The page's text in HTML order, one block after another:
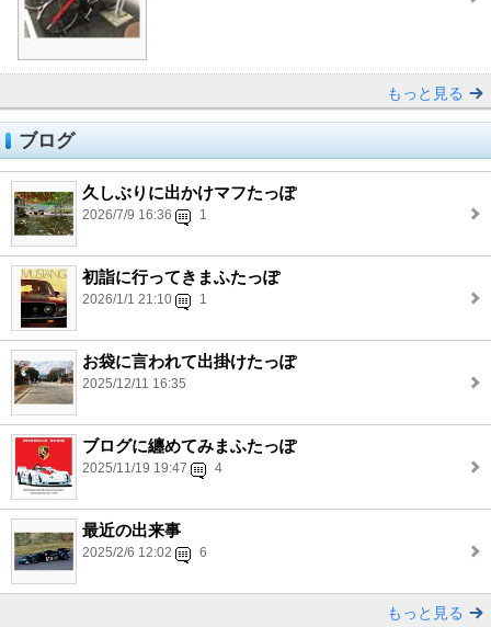
もっと見る
ブログ
久しぶりに出かけマフたっぽ
2026/7/9 16:36 1
初詣に行ってきまふたっぽ
2026/1/1 21:10 1
お袋に言われて出掛けたっぽ
2025/12/11 16:35
ブログに纏めてみまふたっぽ
2025/11/19 19:47 4
最近の出来事
2025/2/6 12:02 6
もっと見る